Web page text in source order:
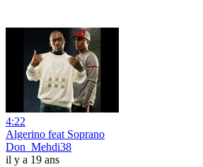
4:22
Algerino feat Soprano
Don_Mehdi38
il y a 19 ans